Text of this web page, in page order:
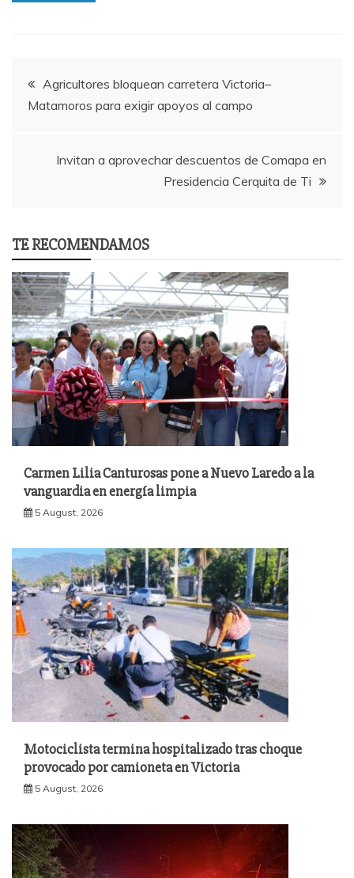
Post
navigation
Agricultores bloquean carretera Victoria–
Matamoros para exigir apoyos al campo
Invitan a aprovechar descuentos de Comapa en
Presidencia Cerquita de Ti
TE RECOMENDAMOS
Carmen Lilia Canturosas pone a Nuevo Laredo a la
vanguardia en energía limpia
5 August, 2026
Motociclista termina hospitalizado tras choque
provocado por camioneta en Victoria
5 August, 2026